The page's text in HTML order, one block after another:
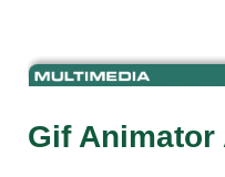
Gif Animator